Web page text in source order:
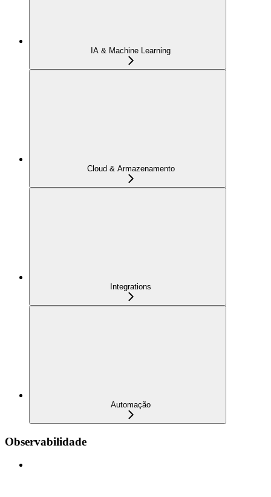
IA & Machine Learning
Cloud & Armazenamento
Integrations
Automação
Observabilidade